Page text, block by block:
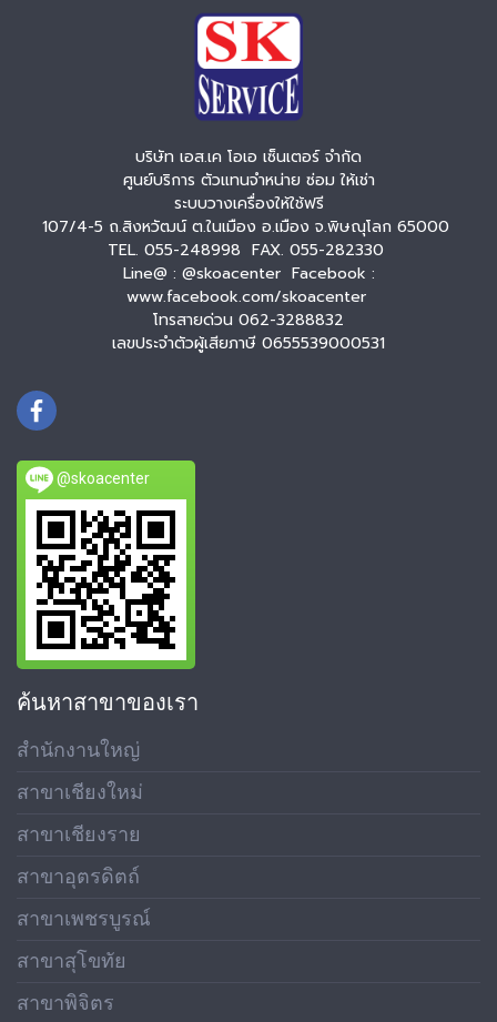
บริษัท เอส.เค โอเอ เซ็นเตอร์ จำกัด
ศูนย์บริการ ตัวแทนจำหน่าย ซ่อม ให้เช่า
ระบบวางเครื่องให้ใช้ฟรี
107/4-5 ถ.สิงหวัฒน์ ต.ในเมือง อ.เมือง จ.พิษณุโลก 65000
TEL. 055-248998 FAX. 055-282330
Line@ : @skoacenter Facebook :
www.facebook.com/skoacenter
โทรสายด่วน 062-3288832
เลขประจำตัวผู้เสียภาษี 0655539000531
@skoacenter
ค้นหาสาขาของเรา
สำนักงานใหญ่
สาขาเชียงใหม่
สาขาเชียงราย
สาขาอุตรดิตถ์
สาขาเพชรบูรณ์
สาขาสุโขทัย
สาขาพิจิตร